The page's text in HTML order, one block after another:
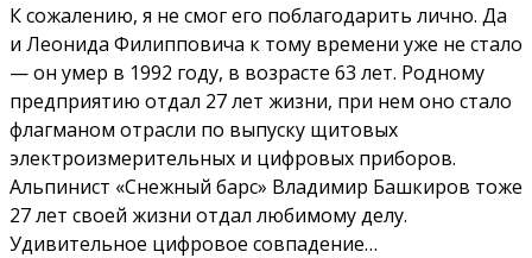
К сожалению, я не смог его поблагодарить лично. Да
и Леонида Филипповича к тому времени уже не стало
— он умер в 1992 году, в возрасте 63 лет. Родному
предприятию отдал 27 лет жизни, при нем оно стало
флагманом отрасли по выпуску щитовых
электроизмерительных и цифровых приборов.
Альпинист «Снежный барс» Владимир Башкиров тоже
27 лет своей жизни отдал любимому делу.
Удивительное цифровое совпадение…